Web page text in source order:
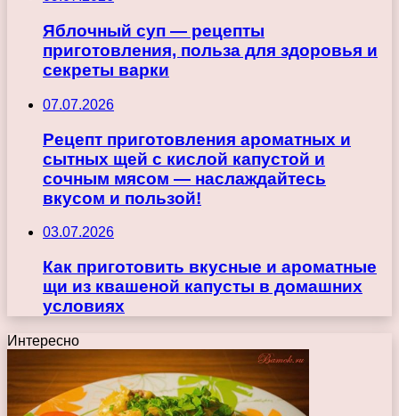
Яблочный суп — рецепты
приготовления, польза для здоровья и
секреты варки
07.07.2026
Рецепт приготовления ароматных и
сытных щей с кислой капустой и
сочным мясом — наслаждайтесь
вкусом и пользой!
03.07.2026
Как приготовить вкусные и ароматные
щи из квашеной капусты в домашних
условиях
Интересно